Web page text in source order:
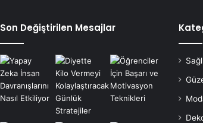
Son Değiştirilen Mesajlar